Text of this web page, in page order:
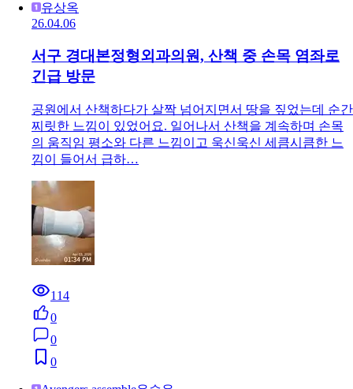
유상옥
26.04.06
서구 경대본정형외과의원, 산책 중 손목 염좌로
긴급 방문
공원에서 산책하다가 살짝 넘어지면서 땅을 짚었는데 순간
찌릿한 느낌이 있었어요. 일어나서 산책을 계속하며 손목
의 움직임 평소와 다른 느낌이고 욱신욱신 세큼시큼한 느
낌이 들어서 급하…
114
0
0
0